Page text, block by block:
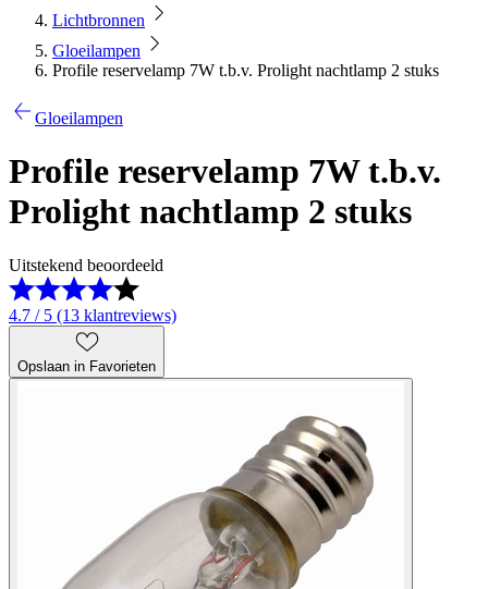
Lichtbronnen
Gloeilampen
Profile reservelamp 7W t.b.v. Prolight nachtlamp 2 stuks
Gloeilampen
Profile reservelamp 7W t.b.v.
Prolight nachtlamp 2 stuks
Uitstekend beoordeeld
4.7 / 5 (13 klantreviews)
Opslaan in Favorieten